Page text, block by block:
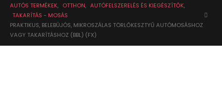
AUTÓS TERMÉKEK, OTTHON, AUTÓFELSZERELÉS ÉS KIEGÉSZÍTŐK,
TAKARÍTÁS - MOSÁS
PRAKTIKUS, BELEBÚJÓS, MIKROSZÁLAS TÖRLŐKESZTYŰ AUTÓMOSÁSHOZ
VAGY TAKARÍTÁSHOZ (BBL) (FX)